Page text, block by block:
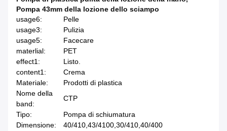
Pompa 43mm della lozione dello sciampo
usage6:
Pelle
usage3:
Pulizia
usage5:
Facecare
materlial:
PET
effect1:
Listo.
content1:
Crema
Materiale:
Prodotti di plastica
Nome della
band:
CTP
Tipo:
Pompa di schiumatura
Dimensione:
40/410,43/4100,30/410,40/400